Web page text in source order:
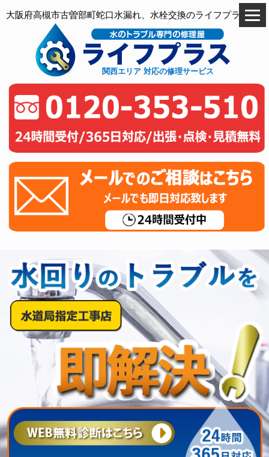
大阪府高槻市古曽部町蛇口水漏れ、水栓交換のライフプラス
関西エリア 対応の修理サービス